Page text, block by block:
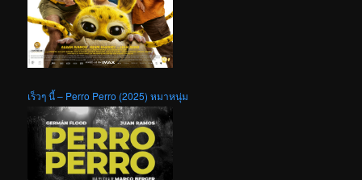
เร็วๆ นี้ – Perro Perro (2025) หมาหนุ่ม